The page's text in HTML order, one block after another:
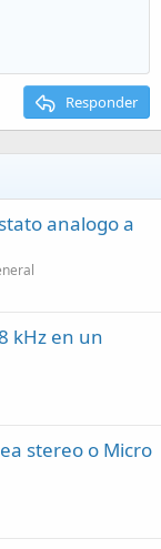
Responder
analogo a
kHz en un
stereo o Micro